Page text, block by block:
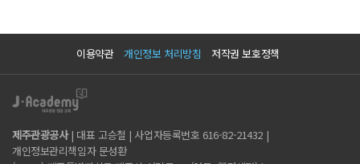
이용약관 개인정보 처리방침 저작권 보호정책
제주관광공사| 대표 고승철 | 사업자등록번호 616-82-21432 |
개인정보관리책임자 문성환